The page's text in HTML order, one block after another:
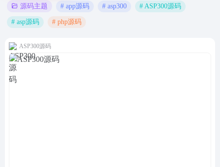
源码主题 # app源码 # asp300 # ASP300源码
# asp源码 # php源码
ASP300源码